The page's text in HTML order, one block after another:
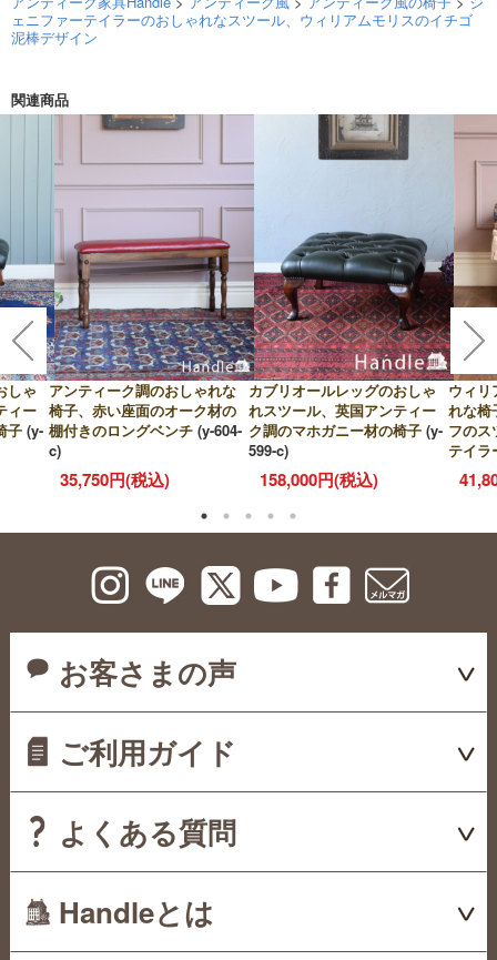
ェニファーテイラーのおしゃれなスツール、ウィリアムモリスのイチゴ
泥棒デザイン
関連商品
しゃ
ィー
子 (y-
アンティーク調のおしゃれな
椅子、赤い座面のオーク材の
棚付きのロングベンチ (y-604-
c)
35,750円(税込)
カブリオールレッグのおしゃ
れスツール、英国アンティー
ク調のマホガニー材の椅子 (y-
599-c)
158,000円(税込)
ウィリ
れな椅
フのス
テイ
お客さまの声
ご利用ガイド
よくある質問
Handleとは